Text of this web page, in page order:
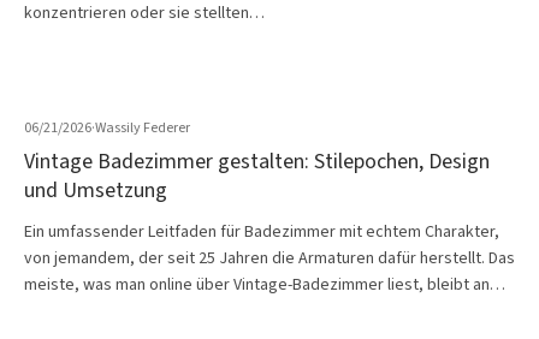
konzentrieren oder sie stellten…
06/21/2026·Wassily Federer
Vintage Badezimmer gestalten: Stilepochen, Design
und Umsetzung
Ein umfassender Leitfaden für Badezimmer mit echtem Charakter,
von jemandem, der seit 25 Jahren die Armaturen dafür herstellt. Das
meiste, was man online über Vintage-Badezimmer liest, bleibt an…